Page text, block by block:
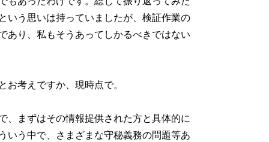
いう思いは持っていましたが、検証作業の
あり、私もそうあってしかるべきではない
お考えですか、現時点で。
、まずはその情報提供された方と具体的に
いう中で、さまざまな守秘義務の問題等あ